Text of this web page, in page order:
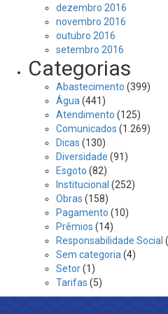
dezembro 2016
novembro 2016
outubro 2016
setembro 2016
Categorias
Abastecimento (399)
Água (441)
Atendimento (125)
Comunicados (1.269)
Dicas (130)
Diversidade (91)
Esgoto (82)
Institucional (252)
Obras (158)
Pagamento (10)
Prêmios (14)
Responsabilidade Social
Sem categoria (4)
Setor(1)
Tarifas (5)